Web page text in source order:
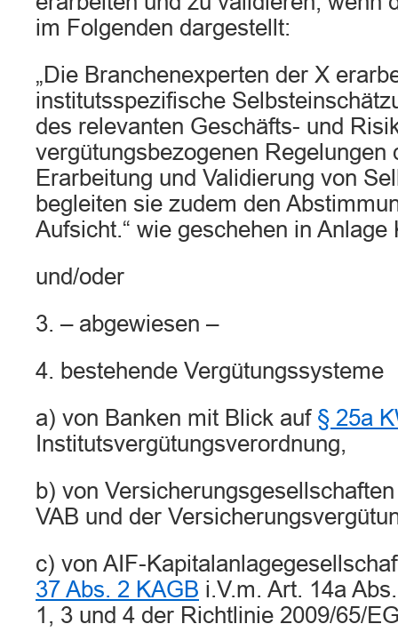
im Folgenden dargestellt:
„Die Branchenexperten der X
institutsspezifische
des relevanten Geschäfts- und
vergütungsbezogenen Regelungen
Erarbeitung und Validierung von
begleiten sie zudem den
Aufsicht.“ wie geschehen in Anlage
und/oder
3. – abgewiesen –
4. bestehende Vergütungssysteme
a) von Banken mit Blick auf § 25a
Institutsvergütungsverordnung,
b) von
VAB und der
c) von AIF-
37 Abs. 2 KAGB i.V.m. Art. 14a
1, 3 und 4 der Richtlinie 2009/65/